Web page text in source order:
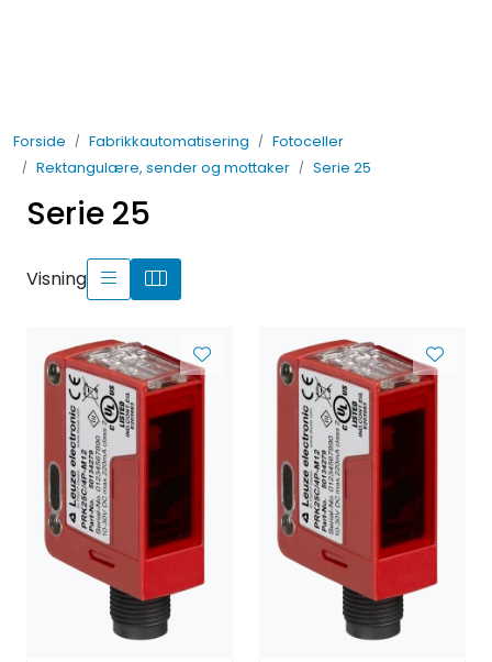
Forside Fabrikkautomatisering
Fotoceller
Rektangulære, sender og mottaker
Serie 25
Serie 25
Visning
Fabrikkautomatisering
Prosessautomatisering
Kontakt oss
Nytt og Nyttig
Bærekraft